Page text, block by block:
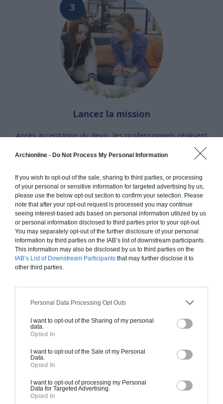
Archionline - Do Not Process My Personal Information
If you wish to opt-out of the sale, sharing to third parties, or processing
of your personal or sensitive information for targeted advertising by us,
please use the below opt-out section to confirm your selection. Please
note that after your opt-out request is processed you may continue
seeing interest-based ads based on personal information utilized by us
or personal information disclosed to third parties prior to your opt-out.
You may separately opt-out of the further disclosure of your personal
information by third parties on the IAB’s list of downstream participants.
This information may also be disclosed by us to third parties on the
IAB’s List of Downstream Participants that may further disclose it to
other third parties.
Personal Data Processing Opt Outs
I want to opt-out of the Sharing of my personal
data.
Opted In
I want to opt-out of the Sale of my Personal
Data.
Opted In
I want to opt-out of processing my Personal
Data for Targeted Advertising.
Opted In
3
Lancez la mission
Après acceptation du devis, les professionnels réalisent
NOS COLLECTIONS DE PLANS DE MAISONS
Découvrez gratuitement plus de 600 plans de maison!
Choisissez le type de plans de maison qui vous
intéresse : maison en bois, maison moderne ou
maison traditionnelle.
À partir de
1500 € TTC / m2
Maisons traditionnelles